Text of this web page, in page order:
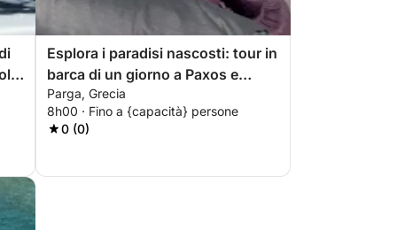
Esplora i paradisi nascosti: tour in
barca di un giorno a Paxos e
Antipaxos da Parga
Parga, Grecia
8h00 · Fino a {capacità} persone
0 (0)